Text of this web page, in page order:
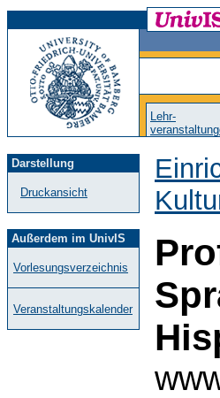
Lehr-
Darstellung
Druckansicht
Außerdem im UnivIS
Vorlesungsverzeichnis
Veranstaltungskalender